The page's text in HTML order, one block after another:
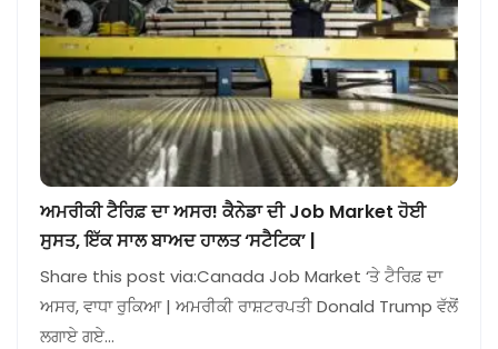
ਅਮਰੀਕੀ ਟੈਰਿਫ਼ ਦਾ ਅਸਰ! ਕੈਨੇਡਾ ਦੀ Job Market ਹੋਈ
ਸੁਸਤ, ਇੱਕ ਸਾਲ ਬਾਅਦ ਹਾਲਤ ‘ਸਟੈਟਿਕ’ |
Share this post via:Canada Job Market ‘ਤੇ ਟੈਰਿਫ਼ ਦਾ
ਅਸਰ, ਵਾਧਾ ਰੁਕਿਆ | ਅਮਰੀਕੀ ਰਾਸ਼ਟਰਪਤੀ Donald Trump ਵੱਲੋਂ
ਲਗਾਏ ਗਏ…